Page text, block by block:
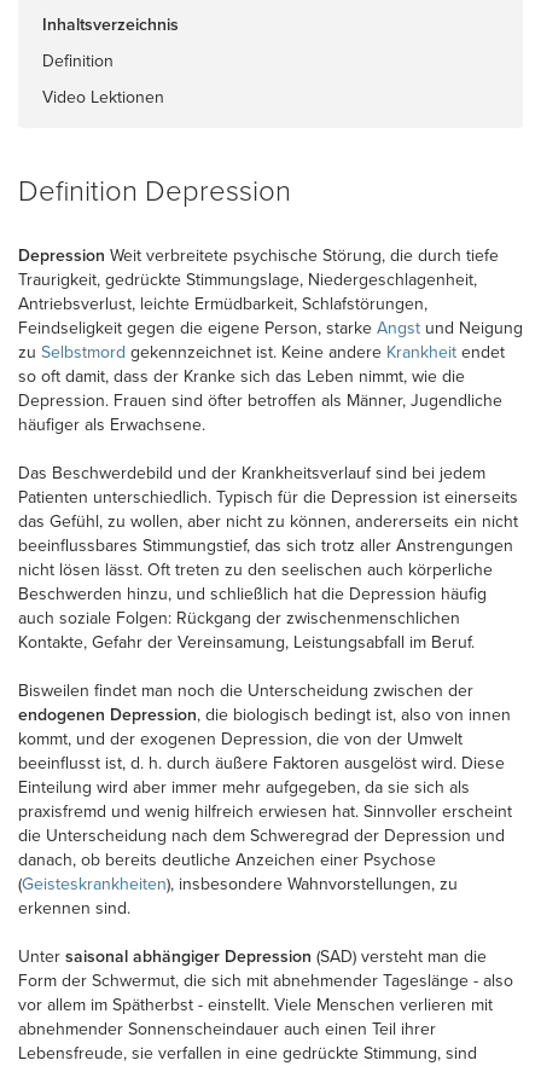
Inhaltsverzeichnis
Definition
Video Lektionen
Definition Depression
Depression Weit verbreitete psychische Störung, die durch tiefe
Traurigkeit, gedrückte Stimmungslage, Niedergeschlagenheit,
Antriebsverlust, leichte Ermüdbarkeit, Schlafstörungen,
Feindseligkeit gegen die eigene Person, starke Angst und Neigung
zu Selbstmord gekennzeichnet ist. Keine andere Krankheit endet
so oft damit, dass der Kranke sich das Leben nimmt, wie die
Depression. Frauen sind öfter betroffen als Männer, Jugendliche
häufiger als Erwachsene.
Das Beschwerdebild und der Krankheitsverlauf sind bei jedem
Patienten unterschiedlich. Typisch für die Depression ist einerseits
das Gefühl, zu wollen, aber nicht zu können, andererseits ein nicht
beeinflussbares Stimmungstief, das sich trotz aller Anstrengungen
nicht lösen lässt. Oft treten zu den seelischen auch körperliche
Beschwerden hinzu, und schließlich hat die Depression häufig
auch soziale Folgen: Rückgang der zwischenmenschlichen
Kontakte, Gefahr der Vereinsamung, Leistungsabfall im Beruf.
Bisweilen findet man noch die Unterscheidung zwischen der
endogenen Depression, die biologisch bedingt ist, also von innen
kommt, und der exogenen Depression, die von der Umwelt
beeinflusst ist, d. h. durch äußere Faktoren ausgelöst wird. Diese
Einteilung wird aber immer mehr aufgegeben, da sie sich als
praxisfremd und wenig hilfreich erwiesen hat. Sinnvoller erscheint
die Unterscheidung nach dem Schweregrad der Depression und
danach, ob bereits deutliche Anzeichen einer Psychose
(Geisteskrankheiten), insbesondere Wahnvorstellungen, zu
erkennen sind.
Unter saisonal abhängiger Depression (SAD) versteht man die
Form der Schwermut, die sich mit abnehmender Tageslänge - also
vor allem im Spätherbst - einstellt. Viele Menschen verlieren mit
abnehmender Sonnenscheindauer auch einen Teil ihrer
Lebensfreude, sie verfallen in eine gedrückte Stimmung, sind